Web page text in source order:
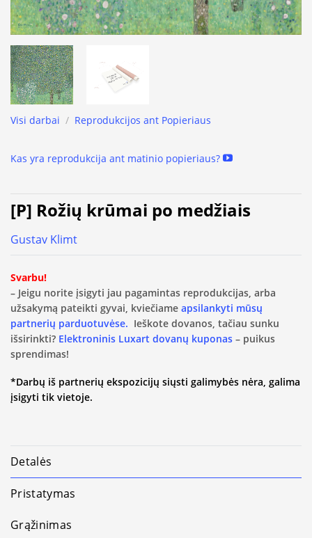
Visi darbai / Reprodukcijos ant Popieriaus
Kas yra reprodukcija ant matinio popieriaus?
[P] Rožių krūmai po medžiais
Gustav Klimt
Svarbu!
– Jeigu norite įsigyti jau pagamintas reprodukcijas, arba
užsakymą pateikti gyvai, kviečiame apsilankyti mūsų
partnerių parduotuvėse. Ieškote dovanos, tačiau sunku
išsirinkti? Elektroninis Luxart dovanų kuponas – puikus
sprendimas!
*Darbų iš partnerių ekspozicijų siųsti galimybės nėra, galima
įsigyti tik vietoje.
Detalės
Pristatymas
Grąžinimas